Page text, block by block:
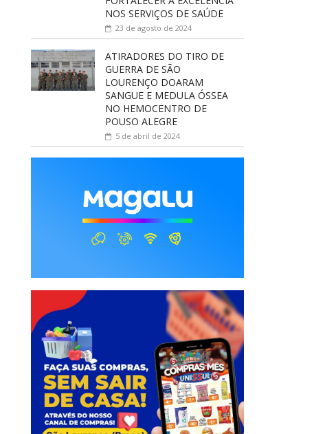
NOS SERVIÇOS DE SAÚDE
23 de agosto de 2024
ATIRADORES DO TIRO DE
GUERRA DE SÃO
LOURENÇO DOARAM
SANGUE E MEDULA ÓSSEA
NO HEMOCENTRO DE
POUSO ALEGRE
5 de abril de 2024